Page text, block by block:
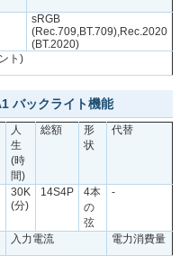
sRGB
(Rec.709,BT.709),Rec.2020
(BT.2020)
ト)
バックライト機能
人
生
(時
間)
総額
形
状
代替
30K
(分)
14S4P
4本
の
弦
-
入力電流
電力消費量